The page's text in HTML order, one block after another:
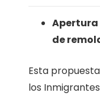
Apertura
de
Esta
los